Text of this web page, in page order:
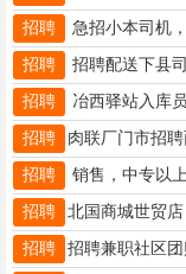
招聘
招聘
招聘
招聘
招聘
招聘
招聘